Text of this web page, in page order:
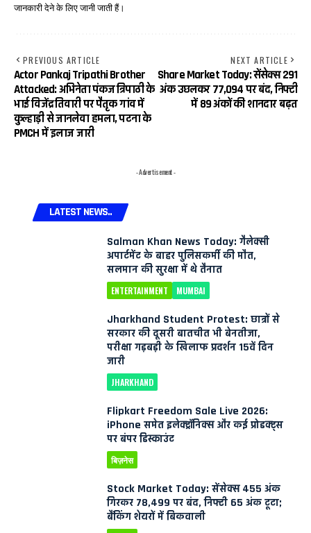
जानकारी देने के लिए जानी जाती हैं।
PREVIOUS ARTICLE
Actor Pankaj Tripathi Brother
Attacked: अभिनेता पंकज त्रिपाठी के
भाई विजेंद्र तिवारी पर पैतृक गांव में
कुल्हाड़ी से जानलेवा हमला, पटना के
PMCH में इलाज जारी
NEXT ARTICLE
Share Market Today: सेंसेक्स 291
अंक उछलकर 77,094 पर बंद, निफ्टी
में 89 अंकों की शानदार बढ़त
- Advertisement -
LATEST NEWS..
Salman Khan News Today: गैलेक्सी
अपार्टमेंट के बाहर पुलिसकर्मी की मौत,
सलमान की सुरक्षा में थे तैनात
ENTERTAINMENT MUMBAI
Jharkhand Student Protest: छात्रों से
सरकार की दूसरी बातचीत भी बेनतीजा,
परीक्षा गड़बड़ी के खिलाफ प्रदर्शन 15वें दिन
जारी
JHARKHAND
Flipkart Freedom Sale Live 2026:
iPhone समेत इलेक्ट्रॉनिक्स और कई प्रोडक्ट्स
पर बंपर डिस्काउंट
बिज़नेस
Stock Market Today: सेंसेक्स 455 अंक
गिरकर 78,499 पर बंद, निफ्टी 65 अंक टूटा;
बैंकिंग शेयरों में बिकवाली